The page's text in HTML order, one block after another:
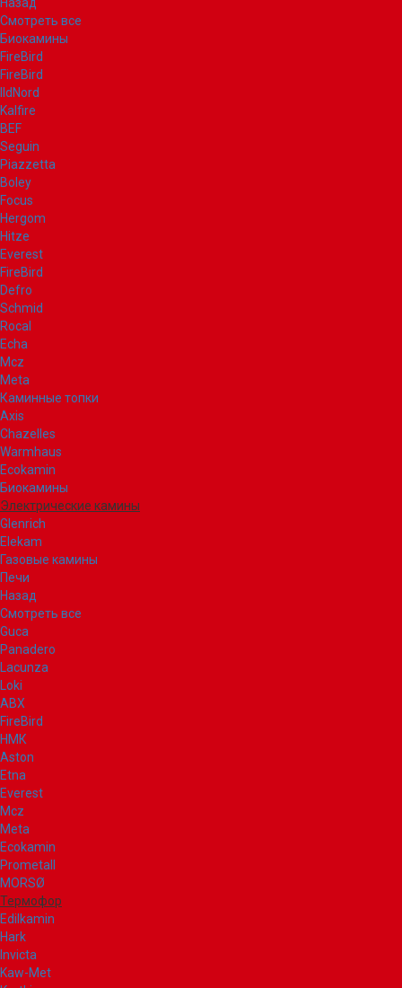
Смотреть все
Биокамины
FireBird
FireBird
IldNord
Kalfire
BEF
Seguin
Piazzetta
Boley
Focus
Hergom
Hitze
Everest
FireBird
Defro
Schmid
Rocal
Echa
Mcz
Meta
Каминные топки
Axis
Chazelles
Warmhaus
Ecokamin
Биокамины
Электрические камины
Glenrich
Elekam
Газовые камины
Печи
Назад
Смотреть все
Guca
Panadero
Lacunza
Loki
ABX
FireBird
НМК
Aston
Etna
Everest
Mcz
Meta
Ecokamin
Prometall
MORSØ
Термофор
Edilkamin
Hark
Invicta
Kaw-Met